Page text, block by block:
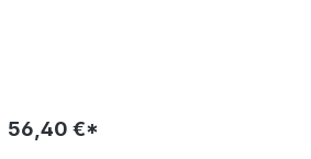
56,40 €*